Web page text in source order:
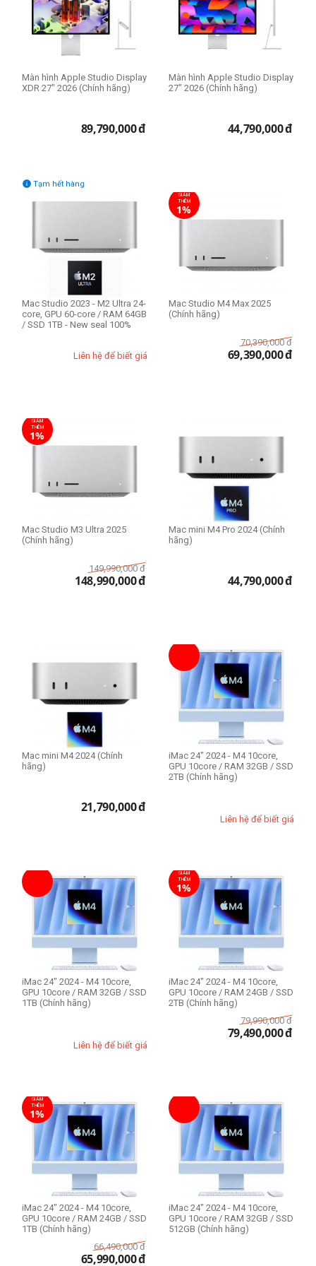
Đời Mac
2024
Apple M1
Apple M2 Ultra 24-core
Apple M4 CPU 10-core
Apple M4 Pro CPU 12-core
Card đồ họa
Apple M2 Ultra GPU 60-core
Apple M4 GPU 10-core
RAM Mac
8GB
24GB
32GB
256GB
Màn hình Apple Studio Display
XDR 27" 2026 (Chính hãng)
89,790,000đ
Màn hình Apple Studio Display
27" 2026 (Chính hãng)
44,790,000đ
Tạm hết hàng

Mac Studio 2023 - M2 Ultra 24-
core, GPU 60-core / RAM 64GB
/ SSD 1TB - New seal 100%
Liên hệ để biết giá
GIẢM
THÊM
1%
Mac Studio M4 Max 2025
(Chính hãng)
70,390,000 đ
69,390,000đ
GIẢM
THÊM
1%
Mac Studio M3 Ultra 2025
(Chính hãng)
149,990,000 đ
148,990,000đ
Mac mini M4 Pro 2024 (Chính
hãng)
44,790,000đ
Mac mini M4 2024 (Chính
hãng)
21,790,000đ
iMac 24" 2024 - M4 10core,
GPU 10core / RAM 32GB / SSD
2TB (Chính hãng)
Liên hệ để biết giá
iMac 24" 2024 - M4 10core,
GPU 10core / RAM 32GB / SSD
1TB (Chính hãng)
Liên hệ để biết giá
GIẢM
THÊM
1%
iMac 24" 2024 - M4 10core,
GPU 10core / RAM 24GB / SSD
2TB (Chính hãng)
79,990,000 đ
79,490,000đ
GIẢM
THÊM
1%
iMac 24" 2024 - M4 10core,
GPU 10core / RAM 24GB / SSD
1TB (Chính hãng)
66,490,000 đ
65,990,000đ
iMac 24" 2024 - M4 10core,
GPU 10core / RAM 32GB / SSD
512GB (Chính hãng)